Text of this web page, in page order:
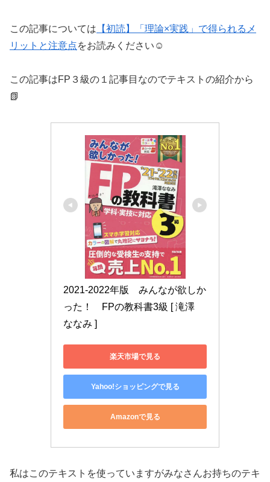
この記事については 【初読】「理論×実践」で得られるメ
リットと注意点をお読みください☺︎
この記事はFP３級の１記事目なのでテキストの紹介から
📗
2021-2022年版　みんなが欲しか
った！　FPの教科書3級 [ 滝澤
ななみ ]
楽天市場で見る
Yahoo!ショッピングで見る
Amazonで見る
私はこのテキストを使っていますがみなさんお持ちのテキ